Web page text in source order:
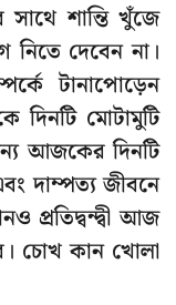
শান্তি খুঁজে
নিতে দেবেন না।
টানাপোড়েন
দিনটি মোটামুটি
আজকের দিনটি
দাম্পত্য জীবনে
প্রতিদ্বন্দ্বী আজ
চোখ কান খোলা